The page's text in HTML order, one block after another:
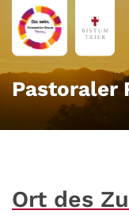
Zum Inhalt springen
Pastoraler
Ort des